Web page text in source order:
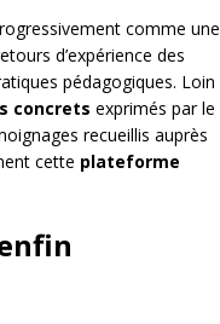
comme une
d’expérience des
pédagogiques. Loin
concrets exprimés par le
recueillis auprès
cette plateforme